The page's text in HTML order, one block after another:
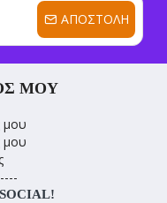
ΑΠΟΣΤΟΛΉ
ΜΟΥ
μου
μου